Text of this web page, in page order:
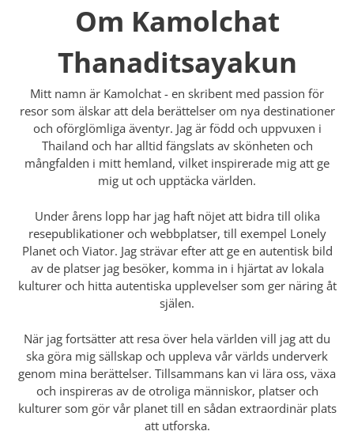
Om Kamolchat
Thanaditsayakun
Mitt namn är Kamolchat - en skribent med passion för
resor som älskar att dela berättelser om nya destinationer
och oförglömliga äventyr. Jag är född och uppvuxen i
Thailand och har alltid fängslats av skönheten och
mångfalden i mitt hemland, vilket inspirerade mig att ge
mig ut och upptäcka världen.
Under årens lopp har jag haft nöjet att bidra till olika
resepublikationer och webbplatser, till exempel Lonely
Planet och Viator. Jag strävar efter att ge en autentisk bild
av de platser jag besöker, komma in i hjärtat av lokala
kulturer och hitta autentiska upplevelser som ger näring åt
själen.
När jag fortsätter att resa över hela världen vill jag att du
ska göra mig sällskap och uppleva vår världs underverk
genom mina berättelser. Tillsammans kan vi lära oss, växa
och inspireras av de otroliga människor, platser och
kulturer som gör vår planet till en sådan extraordinär plats
att utforska.